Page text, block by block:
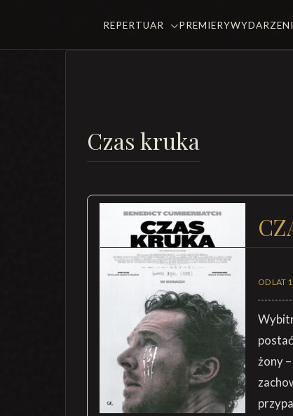
REPERTUAR PREMIERY
Czas kruka
OD LAT
żony